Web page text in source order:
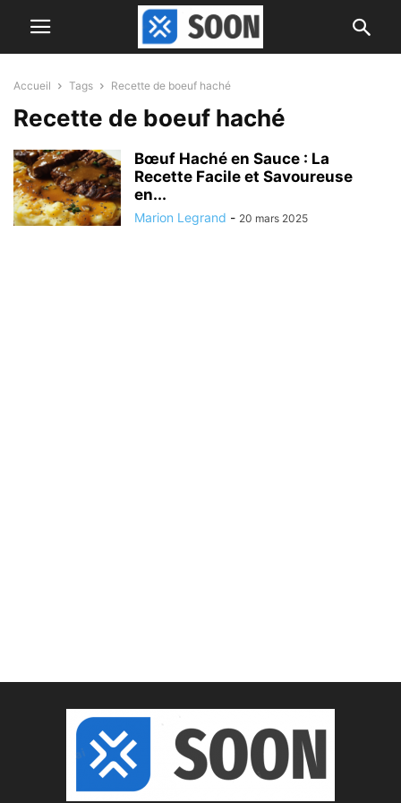
Accueil Tags Recette de boeuf haché
Recette de boeuf haché
Bœuf Haché en Sauce : La
Recette Facile et Savoureuse
en...
Marion Legrand - 20 mars 2025